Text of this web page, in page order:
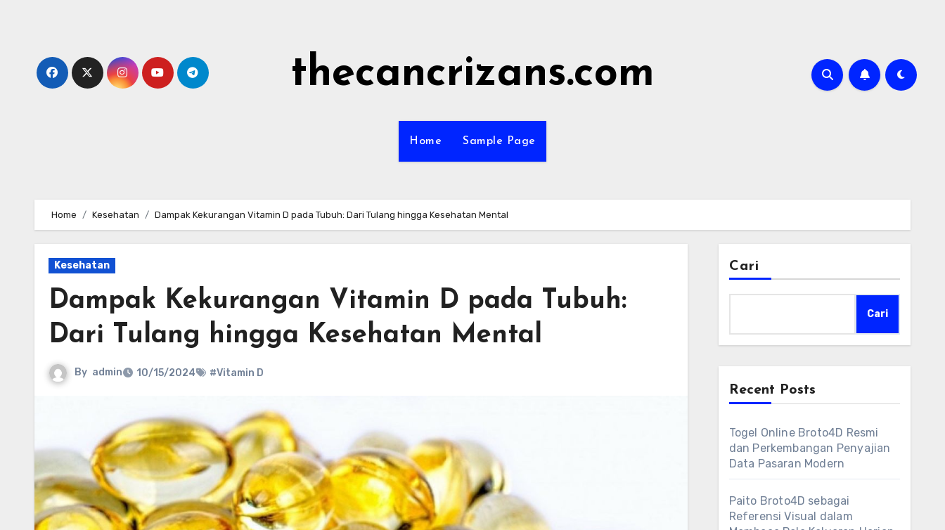
thecancrizans.com
Home Sample Page
Home Kesehatan Dampak Kekurangan Vitamin D pada Tubuh: Dari Tulang hingga Kesehatan Mental
Kesehatan
Dampak Kekurangan Vitamin D pada Tubuh:
Dari Tulang hingga Kesehatan Mental
By admin 10/15/2024 #Vitamin D
Cari
Cari
Recent Posts
Togel Online Broto4D Resmi
dan Perkembangan Penyajian
Data Pasaran Modern
Paito Broto4D sebagai
Referensi Visual dalam